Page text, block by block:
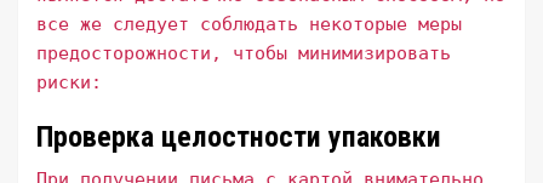
все же следует соблюдать некоторые меры
предосторожности, чтобы минимизировать
риски:
Проверка целостности упаковки